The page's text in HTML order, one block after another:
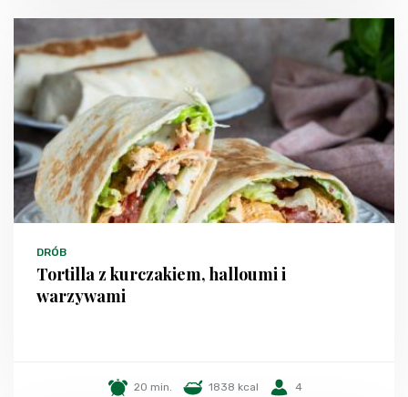
DRÓB
Tortilla z kurczakiem, halloumi i
warzywami
20 min. 1838 kcal 4